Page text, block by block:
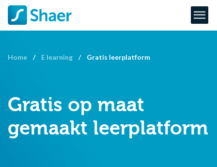
Home / E learning / Gratis leerplatform
Gratis op maat
gemaakt leerplatform